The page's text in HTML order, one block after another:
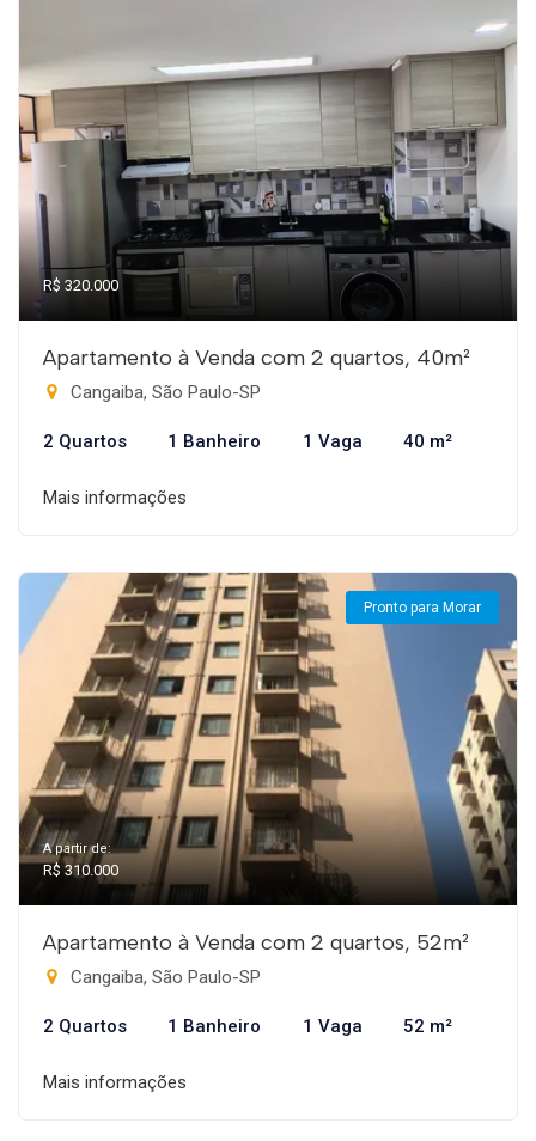
R$ 320.000
Apartamento à Venda com 2 quartos, 40m²
Cangaiba, São Paulo-SP
2 Quartos 1 Banheiro 1 Vaga 40 m²
Mais informações
Pronto para Morar
A partir de:
R$ 310.000
Apartamento à Venda com 2 quartos, 52m²
Cangaiba, São Paulo-SP
2 Quartos 1 Banheiro 1 Vaga 52 m²
Mais informações